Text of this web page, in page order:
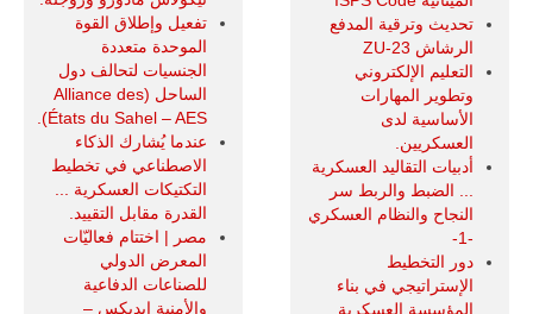
تحديث وترقية المدفع
الرشاش ZU-23
التعليم الإلكتروني
وتطوير المهارات
الأساسية لدى
العسكريين.
أدبيات التقاليد العسكرية
... الضبط والربط سر
النجاح والنظام العسكري
-1-
دور التخطيط
الإستراتيجي في بناء
المؤسسة العسكرية
تفعيل وإطلاق القوة
الموحدة متعددة
الجنسيات لتحالف دول
الساحل (Alliance des
États du Sahel – AES).
عندما يُشارك الذكاء
الاصطناعي في تخطيط
التكتيكات العسكرية ...
القدرة مقابل التقييد.
مصر | اختتام فعاليّات
المعرض الدولي
للصناعات الدفاعية
والأمنية ايديكس ‒